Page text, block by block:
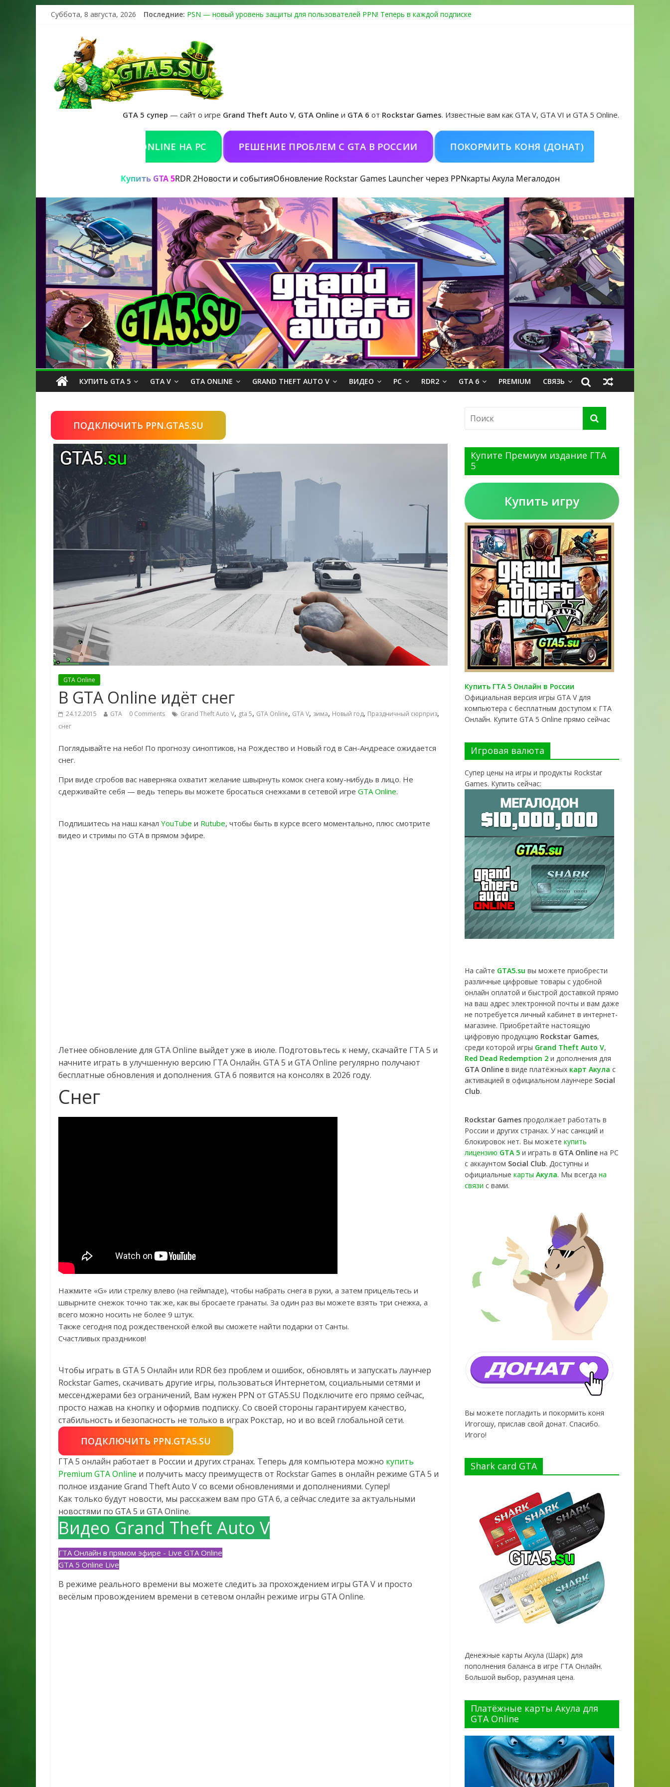
Суббота, 8 августа, 2026 Последние: PSN — новый уровень защиты для пользователей PPN! Теперь в каждой подписке
Получайте особые награды в GTA Online по программе Fine Art Collector
GTA 6 официальная обложка игры и Предзаказ Grand Theft Auto VI
GTA 5 супер — сайт о игре Grand Theft Auto V, GTA Online и GTA 6 от Rockstar Games. Известные вам как GTA V, GTA VI и GTA 5 Online.
КУПИТЬ GTA 5 ONLINE НА PC РЕШЕНИЕ ПРОБЛЕМ С GTA В РОССИИ ПОКОРМИТЬ КОНЯ (ДОНАТ)
Купить GTA 5RDR 2Новости и событияОбновление Rockstar Games Launcher через PPNкарты Акула Мегалодон
КУПИТЬ GTA 5 GTA V GTA ONLINE GRAND THEFT AUTO V ВИДЕО PC RDR2 GTA 6 PREMIUM СВЯЗЬ
ПОДКЛЮЧИТЬ PPN.GTA5.SU
GTA Online
В GTA Online идёт снег
24.12.2015 GTA 0 Comments Grand Theft Auto V, gta 5, GTA Online, GTA V, зима, Новый год, Праздничный сюрприз,
снег
Поглядывайте на небо! По прогнозу синоптиков, на Рождество и Новый год в Сан-Андреасе ожидается
снег.
При виде сгробов вас наверняка охватит желание швырнуть комок снега кому-нибудь в лицо. Не
сдерживайте себя — ведь теперь вы можете бросаться снежками в сетевой игре GTA Online.
Подпишитесь на наш канал YouTube и Rutube, чтобы быть в курсе всего моментально, плюс смотрите
видео и стримы по GTA в прямом эфире.
Летнее обновление для GTA Online выйдет уже в июле. Подготовьтесь к нему, скачайте ГТА 5 и
начните играть в улучшенную версию ГТА Онлайн. GTA 5 и GTA Online регулярно получают
бесплатные обновления и дополнения. GTA 6 появится на консолях в 2026 году.
Снег
Нажмите «G» или стрелку влево (на геймпаде), чтобы набрать снега в руки, а затем прицельтесь и
швырните снежок точно так же, как вы бросаете гранаты. За один раз вы можете взять три снежка, а
всего можно носить не более 9 штук.
Также сегодня под рождественской ёлкой вы сможете найти подарки от Санты.
Счастливых праздников!
Чтобы играть в GTA 5 Онлайн или RDR без проблем и ошибок, обновлять и запускать лаунчер
Rockstar Games, скачивать другие игры, пользоваться Интернетом, социальными сетями и
мессенджерами без ограничений, Вам нужен PPN от GTA5.SU Подключите его прямо сейчас,
просто нажав на кнопку и оформив подписку. Со своей стороны гарантируем качество,
стабильность и безопасность не только в играх Рокстар, но и во всей глобальной сети.
ПОДКЛЮЧИТЬ PPN.GTA5.SU
ГТА 5 онлайн работает в России и других странах. Теперь для компьютера можно купить
Premium GTA Online и получить массу преимуществ от Rockstar Games в онлайн режиме GTA 5 и
полное издание Grand Theft Auto V со всеми обновлениями и дополнениями. Супер!
Как только будут новости, мы расскажем вам про GTA 6, а сейчас следите за актуальными
новостями по GTA 5 и GTA Online.
Видео Grand Theft Auto V
ГТА Онлайн в прямом эфире - Live GTA Online
GTA 5 Online Live
В режиме реального времени вы можете следить за прохождением игры GTA V и просто
весёлым провождением времени в сетевом онлайн режиме игры GTA Online.
Купите Премиум издание ГТА
5
Купить игру
Купить ГТА 5 Онлайн в России
Официальная версия игры GTA V для
компьютера с бесплатным доступом к ГТА
Онлайн. Купите GTA 5 Online прямо сейчас
Игровая валюта
Супер цены на игры и продукты Rockstar
Games. Купить сейчас:
На сайте GTA5.su вы можете приобрести
различные цифровые товары с удобной
онлайн оплатой и быстрой доставкой прямо
на ваш адрес электронной почты и вам даже
не потребуется личный кабинет в интернет-
магазине. Приобретайте настоящую
цифровую продукцию Rockstar Games,
среди которой игры Grand Theft Auto V,
Red Dead Redemption 2 и дополнения для
GTA Online в виде платёжных карт Акула с
активацией в официальном лаунчере Social
Club.
Rockstar Games продолжает работать в
России и других странах. У нас санкций и
блокировок нет. Вы можете купить
лицензию GTA 5 и играть в GTA Online на PC
с аккаунтом Social Club. Доступны и
официальные карты Акула. Мы всегда на
связи с вами.
Вы можете погладить и покормить коня
Игогошу, прислав свой донат. Спасибо.
Игого!
Shark card GTA
Денежные карты Акула (Шарк) для
пополнения баланса в игре ГТА Онлайн.
Большой выбор, разумная цена.
Платёжные карты Акула для
GTA Online